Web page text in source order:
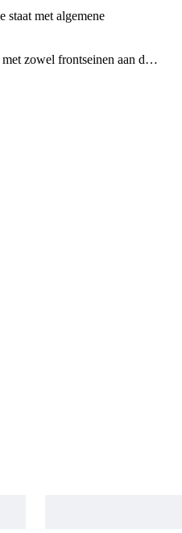
met algemene
zowel frontseinen aan de
te bekijken.